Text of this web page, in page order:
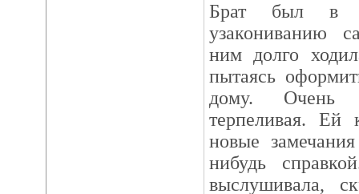
Брат был в
узакониванию
ним долго
пытаясь
дому. Очень
терпеливая. Ей
новые
нибудь
выслушивала,